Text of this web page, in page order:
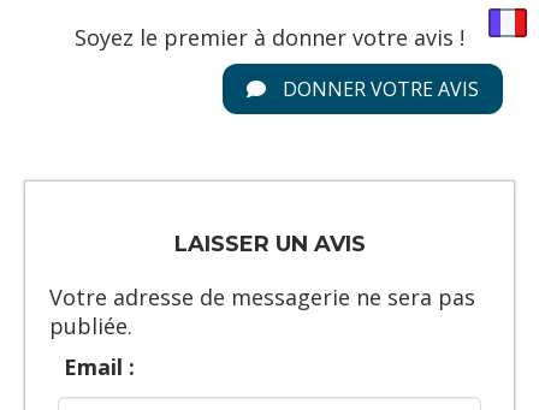
Soyez le premier à donner votre avis !
DONNER VOTRE AVIS
LAISSER UN AVIS
Votre adresse de messagerie ne sera pas
publiée.
Email :